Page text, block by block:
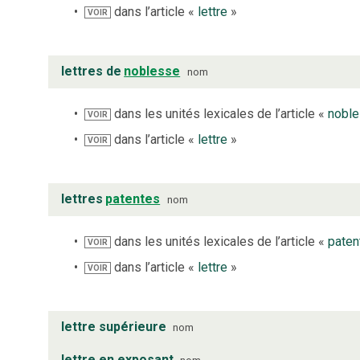
VOIR dans l’article « lettre »
lettres de noblesse nom
VOIR dans les unités lexicales de l’article «
VOIR dans l’article « lettre »
lettres patentes nom
VOIR dans les unités lexicales de l’article «
VOIR dans l’article « lettre »
lettre supérieure nom